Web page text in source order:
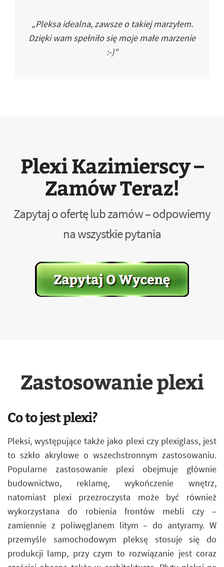
„Pleksa idealna, zawsze o takiej marzyłem.
Dzięki wam spełniło się moje małe marzenie
:-)”
Plexi Kazimierscy –
Zamów Teraz!
Zapytaj o ofertę lub zamów – odpowiemy
na wszystkie pytania
Zastosowanie plexi
Co to jest plexi?
Pleksi, występujące także jako plexi czy plexiglass, jest
to szkło akrylowe o wszechstronnym zastosowaniu.
Popularne zastosowanie plexi obejmuje głównie
budownictwo, reklamę, wykończenie wnętrz,
natomiast plexi przezroczysta może być również
wykorzystana do robienia frontów mebli czy –
zamiennie z poliwęglanem litym – do antyramy. W
przemyśle samochodowym pleksę stosuje się do
produkcji lamp, przy czym to rozwiązanie jest coraz